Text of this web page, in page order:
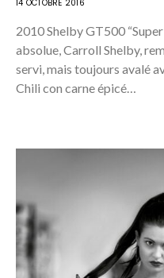
14 OCTOBRE 2016
2010 Shelby GT500
absolue, Carroll Shelby,
servi, mais toujours avalé
Chili con carne épicé…